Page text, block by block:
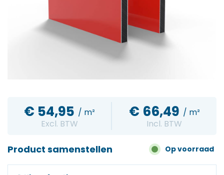
€ 54,95 / m²
Excl. BTW
€ 66,49 / m²
Incl. BTW
Op voorraad
Product samenstellen